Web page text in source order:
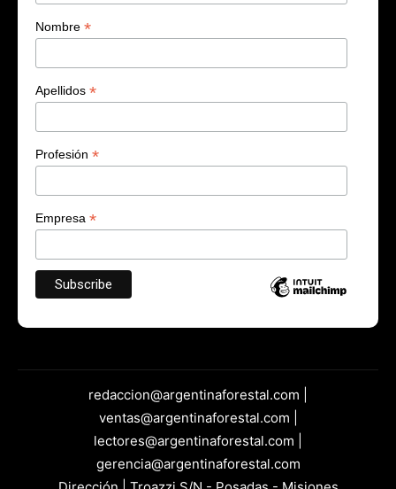
Nombre *
Apellidos *
Profesión *
Empresa *
redaccion@argentinaforestal.com |
ventas@argentinaforestal.com |
lectores@argentinaforestal.com |
gerencia@argentinaforestal.com